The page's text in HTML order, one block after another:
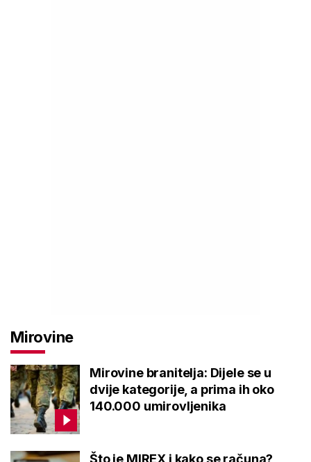
Mirovine
Mirovine branitelja: Dijele se u
dvije kategorije, a prima ih oko
140.000 umirovljenika
Što je MIREX i kako se računa?